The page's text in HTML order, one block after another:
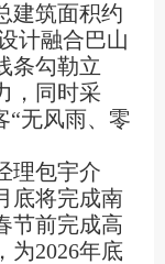
建筑面积约
计融合巴山
条勾勒立
，同时采
“无风雨、零
理包宇介
底将完成南
节前完成高
为2026年底